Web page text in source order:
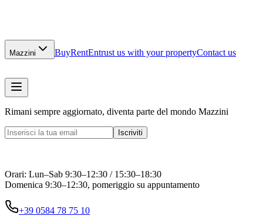
Mazzini BuyRentEntrust us with your propertyContact us
Rimani sempre aggiornato, diventa parte del mondo Mazzini
Iscriviti
Orari: Lun–Sab 9:30–12:30 / 15:30–18:30
Domenica 9:30–12:30, pomeriggio su appuntamento
+39 0584 78 75 10